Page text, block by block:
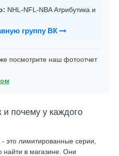
NHL-NFL-NBA Атрибутика и
группу ВК
посмотрите наш фотоотчет
и почему у каждого
это лимитированные серии,
найти в магазине. Они